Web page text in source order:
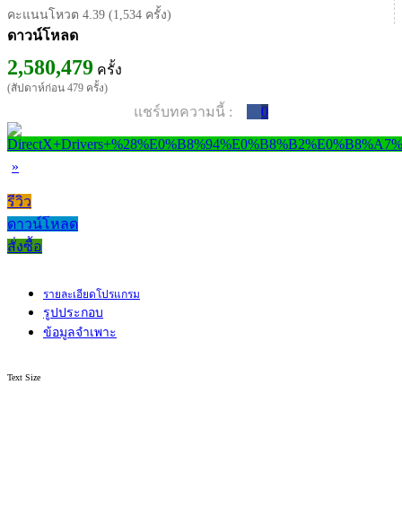
คะแนนโหวต 4.39 (1,534 ครั้ง)
ดาวน์โหลด
2,580,479 ครั้ง
(สัปดาห์ก่อน 479 ครั้ง)
แชร์บทความนี้ : 0
»
รีวิว
ดาวน์โหลด
สั่งซื้อ
รายละเอียดโปรแกรม
รูปประกอบ
ข้อมูลจำเพาะ
Text Size